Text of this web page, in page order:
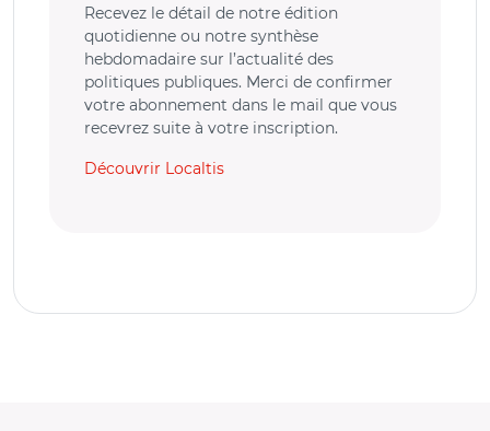
Recevez le détail de notre édition
quotidienne ou notre synthèse
hebdomadaire sur l’actualité des
politiques publiques. Merci de confirmer
votre abonnement dans le mail que vous
recevrez suite à votre inscription.
Découvrir Localtis